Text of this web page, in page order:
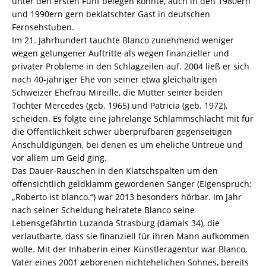
und 1990ern gern beklatschter Gast in deutschen
Fernsehstuben.
Im 21. Jahrhundert tauchte Blanco zunehmend weniger
wegen gelungener Auftritte als wegen finanzieller und
privater Probleme in den Schlagzeilen auf. 2004 ließ er sich
nach 40-jähriger Ehe von seiner etwa gleichaltrigen
Schweizer Ehefrau Mireille, die Mutter seiner beiden
Töchter Mercedes (geb. 1965) und Patricia (geb. 1972),
scheiden. Es folgte eine jahrelange Schlammschlacht mit für
die Öffentlichkeit schwer überprüfbaren gegenseitigen
Anschuldigungen, bei denen es um eheliche Untreue und
vor allem um Geld ging.
Das Dauer-Rauschen in den Klatschspalten um den
offensichtlich geldklamm gewordenen Sänger (Eigenspruch:
„Roberto ist blanco.“) war 2013 besonders hörbar. Im Jahr
nach seiner Scheidung heiratete Blanco seine
Lebensgefährtin Luzanda Strasburg (damals 34), die
verlautbarte, dass sie finanziell für ihren Mann aufkommen
wolle. Mit der Inhaberin einer Künstleragentur war Blanco,
Vater eines 2001 geborenen nichtehelichen Sohnes, bereits